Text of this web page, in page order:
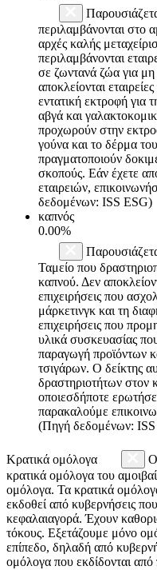
περιλαμβάνονται στο
αρχές καλής
περιλαμβάνονται
σε ζωντανά ζώα για
αποκλείονται
εντατική εκτροφή για
αβγά και
προχωρούν στην
γούνα και το δέρμα
πραγματοποιούν
σκοπούς. Εάν έχετε
εταιρειών,
δεδομένων: ISS ESG)
καπνός
0.00%
Ταμείο που
καπνού. Δεν
επιχειρήσεις που
μάρκετινγκ και τη
επιχειρήσεις που
υλικά συσκευασίας
παραγωγή προϊόντων
τσιγάρων. Ο δείκτης
δραστηριοτήτων στον
οποιεσδήποτε
παρακαλούμε
(Πηγή δεδομένων:
Κρατικά ομόλογα
κρατικά ομόλογα του
ομόλογα. Τα κρατικά
εκδοθεί από κυβερνήσεις
κεφαλαιαγορά. Έχουν
τόκους. Εξετάζουμε μόνο
επίπεδο, δηλαδή από
ομόλογα που εκδίδονται από